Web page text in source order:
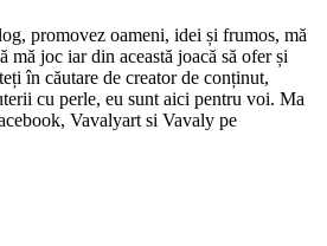
promovez oameni, idei și frumos, mă
mă joc iar din această joacă să ofer și
în căutare de creator de conținut,
cu perle, eu sunt aici pentru voi. Ma
Vavalyart si Vavaly pe